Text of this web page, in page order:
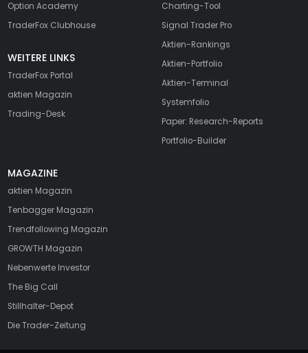
Option Academy
TraderFox Clubhouse
WEITERE LINKS
TraderFox Portal
aktien Magazin
Trading-Desk
Charting-Tool
Signal Trader Pro
Aktien-Rankings
Aktien-Portfolio
Aktien-Terminal
Systemfolio
Paper: Research-Reports
Portfolio-Builder
MAGAZINE
aktien Magazin
Tenbagger Magazin
Trendfollowing Magazin
GROWTH Magazin
Nebenwerte Investor
The Big Call
Stillhalter-Depot
Die Trader-Zeitung